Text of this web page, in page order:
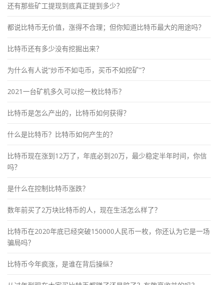
还有那些矿工提现到底真正提到多少？
都说比特币无价值，涨得不合理；但你知道比特币最大的用途吗？
比特币还有多少没有挖掘出来？
为什么有人说“炒币不如屯币，买币不如挖矿”？
2021一台矿机多久可以挖一枚比特币？
比特币是怎么产出的，比特币如何获得？
什么是比特币？比特币如何产生的？
比特币现在涨到12万了，年底必到20万，最少稳定半年时间，你信
吗？
是什么在控制比特币涨跌？
数年前买了2万块比特币的人，现在生活怎么样了？
比特币在2020年底已经突破150000人民币一枚，你还认为它是一场
骗局吗？
比特币今年疯涨，是谁在背后操纵？